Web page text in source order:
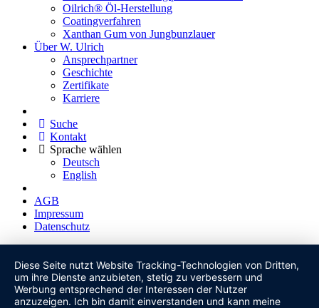
Oilrich® Öl-Herstellung
Coatingverfahren
Xanthan Gum von Jungbunzlauer
Über W. Ulrich
Ansprechpartner
Geschichte
Zertifikate
Karriere
Suche
Kontakt
Sprache wählen
Deutsch
English
AGB
Impressum
Datenschutz
Diese Seite nutzt Website Tracking-Technologien von Dritten,
um ihre Dienste anzubieten, stetig zu verbessern und
Werbung entsprechend der Interessen der Nutzer
anzuzeigen. Ich bin damit einverstanden und kann meine